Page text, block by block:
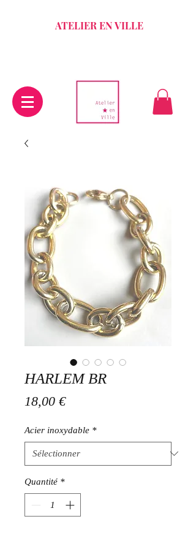
ATELIER EN VILLE
HARLEM BR
18,00 €Prix
Acier inoxydable *
Quantité *